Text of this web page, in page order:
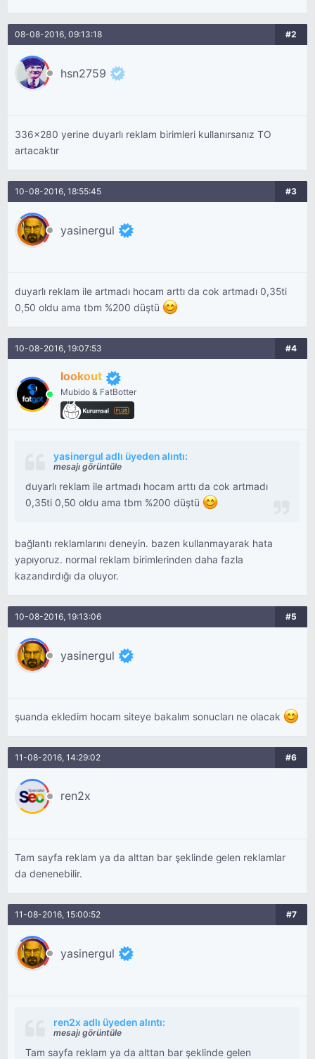
08-08-2016, 09:13:18 #2
hsn2759
336x280 yerine duyarlı reklam birimleri kullanırsanız TO
artacaktır
10-08-2016, 18:55:45 #3
yasinergul
duyarlı reklam ile artmadı hocam arttı da cok artmadı 0,35ti
0,50 oldu ama tbm %200 düştü
10-08-2016, 19:07:53 #4
lookout
Mubido & FatBotter
yasinergul adlı üyeden alıntı:
mesajı görüntüle
duyarlı reklam ile artmadı hocam arttı da cok artmadı
0,35ti 0,50 oldu ama tbm %200 düştü
bağlantı reklamlarını deneyin. bazen kullanmayarak hata
yapıyoruz. normal reklam birimlerinden daha fazla
kazandırdığı da oluyor.
10-08-2016, 19:13:06 #5
yasinergul
şuanda ekledim hocam siteye bakalım sonucları ne olacak
11-08-2016, 14:29:02 #6
ren2x
Tam sayfa reklam ya da alttan bar şeklinde gelen reklamlar
da denenebilir.
11-08-2016, 15:00:52 #7
yasinergul
ren2x adlı üyeden alıntı:
mesajı görüntüle
Tam sayfa reklam ya da alttan bar şeklinde gelen